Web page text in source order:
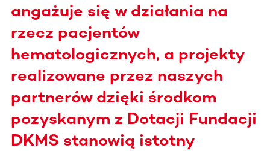
angażuje się w działania na
rzecz pacjentów
hematologicznych, a projekty
realizowane przez naszych
partnerów dzięki środkom
pozyskanym z Dotacji Fundacji
DKMS stanowią istotny